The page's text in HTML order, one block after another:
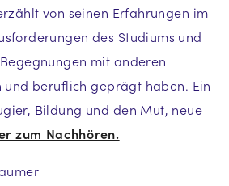
von seinen Erfahrungen im
des Studiums und
mit anderen
und beruflich geprägt haben. Ein
Bildung und den Mut, neue
zum Nachhören.